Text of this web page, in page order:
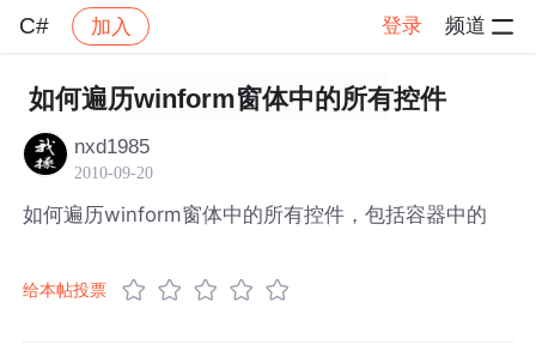
C# 加入 登录 频道
社区 C# 帖子详情
如何遍历winform窗体中的所有控件
nxd1985
2010-09-20
如何遍历winform窗体中的所有控件，包括容器中的
给本帖投票